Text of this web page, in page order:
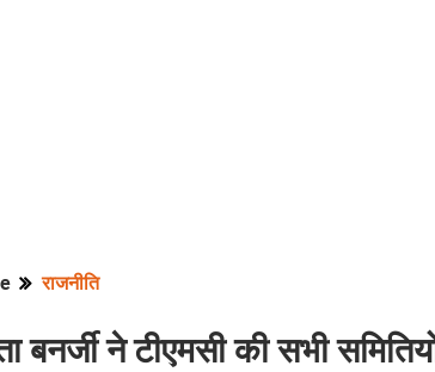
राजनीति
बनर्जी ने टीएमसी की सभी